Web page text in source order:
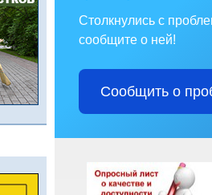
Столкнулись с
сообщите о ней!
Сообщить о